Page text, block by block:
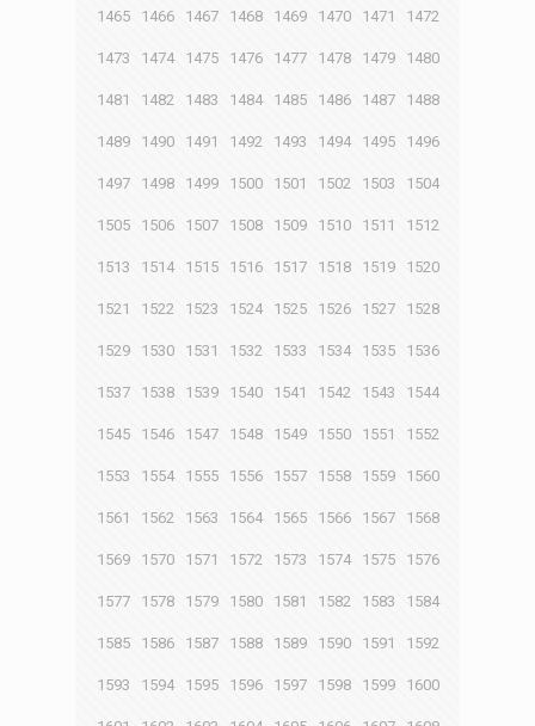
1465 1466 1467 1468 1469 1470 1471 1472
1473 1474 1475 1476 1477 1478 1479 1480
1481 1482 1483 1484 1485 1486 1487 1488
1489 1490 1491 1492 1493 1494 1495 1496
1497 1498 1499 1500 1501 1502 1503 1504
1505 1506 1507 1508 1509 1510 1511 1512
1513 1514 1515 1516 1517 1518 1519 1520
1521 1522 1523 1524 1525 1526 1527 1528
1529 1530 1531 1532 1533 1534 1535 1536
1537 1538 1539 1540 1541 1542 1543 1544
1545 1546 1547 1548 1549 1550 1551 1552
1553 1554 1555 1556 1557 1558 1559 1560
1561 1562 1563 1564 1565 1566 1567 1568
1569 1570 1571 1572 1573 1574 1575 1576
1577 1578 1579 1580 1581 1582 1583 1584
1585 1586 1587 1588 1589 1590 1591 1592
1593 1594 1595 1596 1597 1598 1599 1600